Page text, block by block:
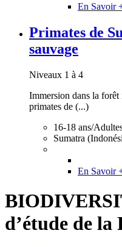
En Savoir
Primates de
sauvage
Niveaux 1 à 4
Immersion dans la forêt
primates de (...)
16-18 ans/
Sumatra
En Savoir
d’étude de